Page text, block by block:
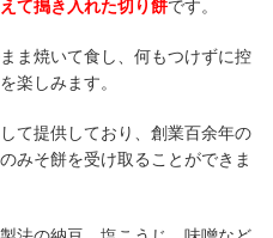
て搗き入れた切り餅です。
ま焼いて食し、何もつけずに控
楽しみます。
て提供しており、創業百余年の
みそ餅を受け取ることができま